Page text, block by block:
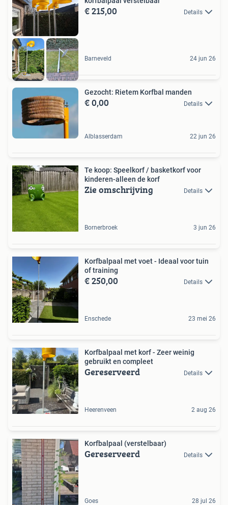
€ 215,00 Details
Barneveld 24 jun 26
Gezocht: Rietem Korfbal manden
€ 0,00 Details
Alblasserdam 22 jun 26
Te koop: Speelkorf / basketkorf voor
kinderen-alleen de korf
Zie omschrijving Details
Bornerbroek 3 jun 26
Korfbalpaal met voet - Ideaal voor tuin
of training
€ 250,00 Details
Enschede 23 mei 26
Korfbalpaal met korf - Zeer weinig
gebruikt en compleet
Gereserveerd Details
Heerenveen 2 aug 26
Korfbalpaal (verstelbaar)
Gereserveerd Details
Goes 28 jul 26